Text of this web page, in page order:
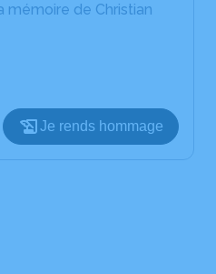
mémoire de Christian
Je rends hommage